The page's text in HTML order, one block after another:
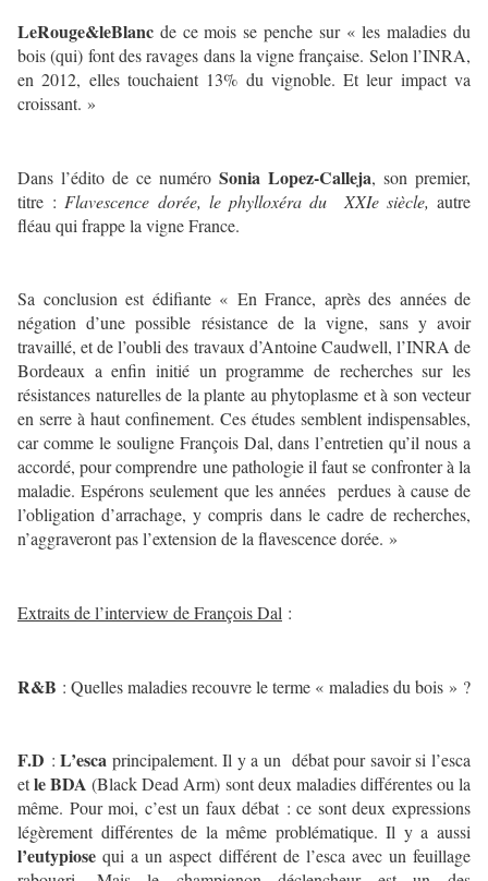
LeRouge&leBlanc de ce mois se penche sur « les maladies du
bois (qui) font des ravages dans la vigne française. Selon l’INRA,
en 2012, elles touchaient 13% du vignoble. Et leur impact va
croissant. »
Dans l’édito de ce numéro Sonia Lopez-Calleja, son premier,
titre : Flavescence dorée, le phylloxéra du XXIe siècle,autre
fléau qui frappe la vigne France.
Sa conclusion est édifiante « En France, après des années de
négation d’une possible résistance de la vigne, sans y avoir
travaillé, et de l’oubli des travaux d’Antoine Caudwell, l’INRA de
Bordeaux a enfin initié un programme de recherches sur les
résistances naturelles de la plante au phytoplasme et à son vecteur
en serre à haut confinement. Ces études semblent indispensables,
car comme le souligne François Dal, dans l’entretien qu’il nous a
accordé, pour comprendre une pathologie il faut se confronter à la
maladie. Espérons seulement que les années perdues à cause de
l’obligation d’arrachage, y compris dans le cadre de recherches,
n’aggraveront pas l’extension de la flavescence dorée. »
Extraits de l’interview de François Dal :
R&B : Quelles maladies recouvre le terme « maladies du bois » ?
F.D :L’esca principalement. Il y a un débat pour savoir si l’esca
etle BDA(Black Dead Arm) sont deux maladies différentes ou la
même. Pour moi, c’est un faux débat : ce sont deux expressions
légèrement différentes de la même problématique. Il y a aussi
l’eutypiose qui a un aspect différent de l’esca avec un feuillage